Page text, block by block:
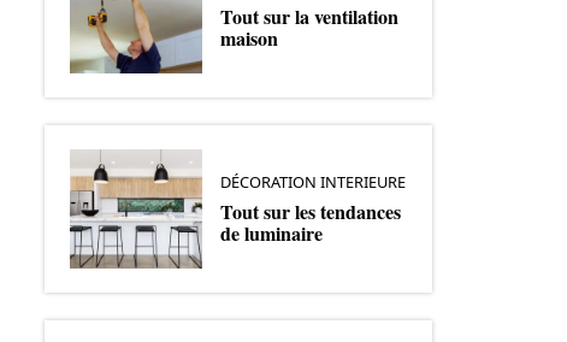
Tout sur la ventilation
maison
DÉCORATION INTERIEURE
Tout sur les tendances
de luminaire